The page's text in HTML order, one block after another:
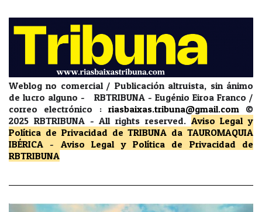
Weblog no comercial / Publicación altruista, sin ánimo
de lucro alguno - RBTRIBUNA - Eugénio Eiroa Franco /
correo electrónico : riasbaixas.tribuna@gmail.com
©
2025 RBTRIBUNA -All rights reserved. Aviso Legal y
Política de Privacidad de TRIBUNA da TAUROMAQUIA
IBÉRICA - Aviso Legal y Política de Privacidad
de
RBTRIBUNA